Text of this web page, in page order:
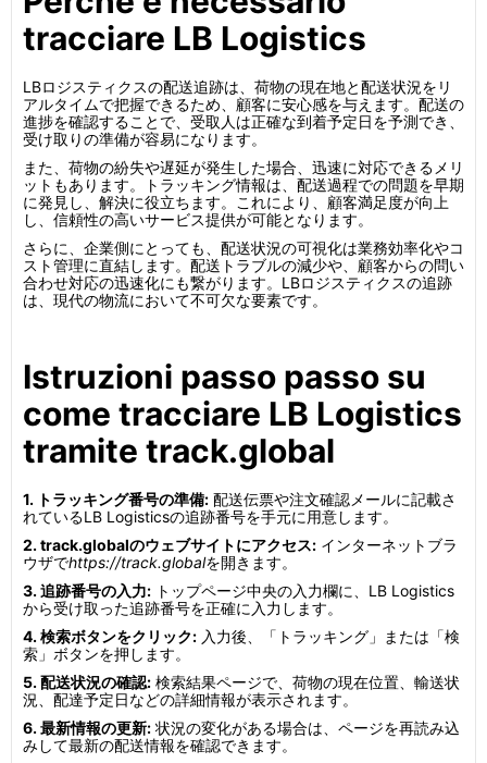
tracciare LB Logistics
LBロジスティクスの配送追跡は、荷物の現在地と配送状況をリ
アルタイムで把握できるため、顧客に安心感を与えます。配送の
進捗を確認することで、受取人は正確な到着予定日を予測でき、
受け取りの準備が容易になります。
また、荷物の紛失や遅延が発生した場合、迅速に対応できるメリ
ットもあります。トラッキング情報は、配送過程での問題を早期
に発見し、解決に役立ちます。これにより、顧客満足度が向上
し、信頼性の高いサービス提供が可能となります。
さらに、企業側にとっても、配送状況の可視化は業務効率化やコ
スト管理に直結します。配送トラブルの減少や、顧客からの問い
合わせ対応の迅速化にも繋がります。LBロジスティクスの追跡
は、現代の物流において不可欠な要素です。
Istruzioni passo passo su
come tracciare LB Logistics
tramite track.global
1. トラッキング番号の準備: 配送伝票や注文確認メールに記載さ
れているLB Logisticsの追跡番号を手元に用意します。
2. track.globalのウェブサイトにアクセス: インターネットブラ
ウザでhttps://track.globalを開きます。
3. 追跡番号の入力: トップページ中央の入力欄に、LB Logistics
から受け取った追跡番号を正確に入力します。
4. 検索ボタンをクリック: 入力後、「トラッキング」または「検
索」ボタンを押します。
5. 配送状況の確認: 検索結果ページで、荷物の現在位置、輸送状
況、配達予定日などの詳細情報が表示されます。
6. 最新情報の更新: 状況の変化がある場合は、ページを再読み込
みして最新の配送情報を確認できます。